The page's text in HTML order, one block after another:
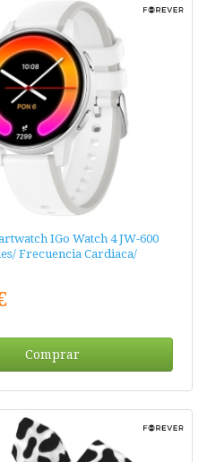
IGo Watch 4 JW-600
Frecuencia Cardiaca/
Comprar